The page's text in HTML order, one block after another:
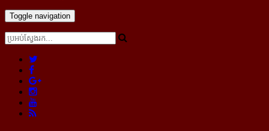
Toggle navigation